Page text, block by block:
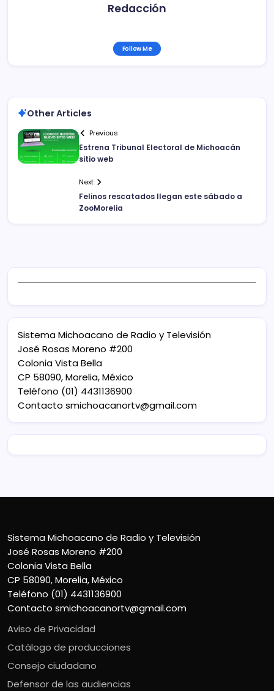
Redacción
Follow Me
Other Articles
Previous
Estrena Tribunal Electoral de Michoacán
sitio web
Next
Felinos rescatados llegan este sábado a
ZooMorelia
Sistema Michoacano de Radio y Televisión
José Rosas Moreno #200
Colonia Vista Bella
CP 58090, Morelia, México
Teléfono (01) 4431136900
Contacto smichoacanortv@gmail.com
Sistema Michoacano de Radio y Televisión
José Rosas Moreno #200
Colonia Vista Bella
CP 58090, Morelia, México
Teléfono (01) 4431136900
Contacto smichoacanortv@gmail.com
Aviso de Privacidad
Catálogo de producciones
Consejo ciudadano
Defensor de las audiencias